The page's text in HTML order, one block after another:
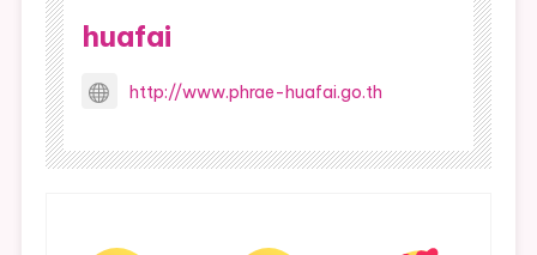
huafai
http://www.phrae-huafai.go.th